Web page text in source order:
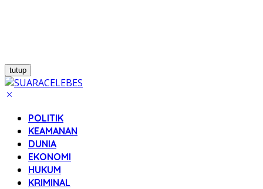
tutup
POLITIK
KEAMANAN
DUNIA
EKONOMI
HUKUM
KRIMINAL